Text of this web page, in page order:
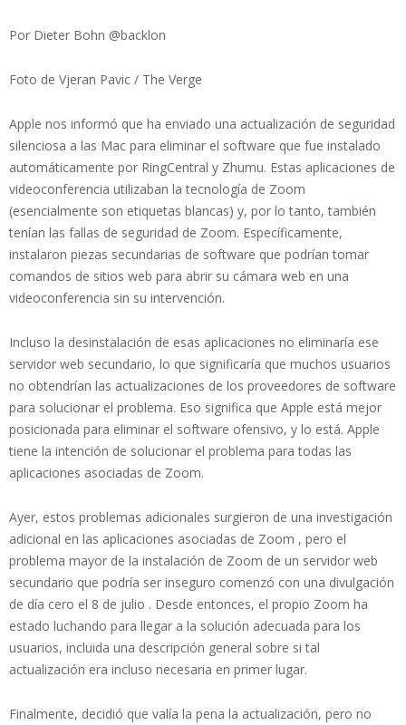
Por Dieter Bohn @backlon
Foto de Vjeran Pavic / The Verge
Apple nos informó que ha enviado una actualización de seguridad
silenciosa a las Mac para eliminar el software que fue instalado
automáticamente por RingCentral y Zhumu. Estas aplicaciones de
videoconferencia utilizaban la tecnología de Zoom
(esencialmente son etiquetas blancas) y, por lo tanto, también
tenían las fallas de seguridad de Zoom. Específicamente,
instalaron piezas secundarias de software que podrían tomar
comandos de sitios web para abrir su cámara web en una
videoconferencia sin su intervención.
Incluso la desinstalación de esas aplicaciones no eliminaría ese
servidor web secundario, lo que significaría que muchos usuarios
no obtendrían las actualizaciones de los proveedores de software
para solucionar el problema. Eso significa que Apple está mejor
posicionada para eliminar el software ofensivo, y lo está. Apple
tiene la intención de solucionar el problema para todas las
aplicaciones asociadas de Zoom.
Ayer, estos problemas adicionales surgieron de una investigación
adicional en las aplicaciones asociadas de Zoom , pero el
problema mayor de la instalación de Zoom de un servidor web
secundario que podría ser inseguro comenzó con una divulgación
de día cero el 8 de julio . Desde entonces, el propio Zoom ha
estado luchando para llegar a la solución adecuada para los
usuarios, incluida una descripción general sobre si tal
actualización era incluso necesaria en primer lugar.
Finalmente, decidió que valía la pena la actualización, pero no